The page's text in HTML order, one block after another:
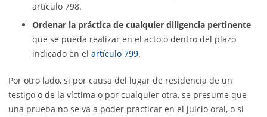
artículo 798.
Ordenar la práctica de cualquier diligencia pertinente
que se pueda realizar en el acto o dentro del plazo
indicado en el artículo 799.
Por otro lado, si por causa del lugar de residencia de un
testigo o de la víctima o por cualquier otra, se presume que
una prueba no se va a poder practicar en el juicio oral, o si